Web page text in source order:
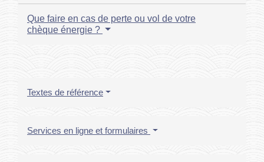
Que faire en cas de perte ou vol de votre
chèque énergie ?
Textes de référence
Services en ligne et formulaires